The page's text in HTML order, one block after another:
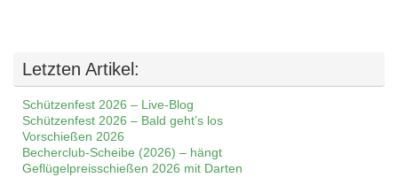
Letzten Artikel:
Schützenfest 2026 – Live-Blog
Schützenfest 2026 – Bald geht’s los
Vorschießen 2026
Becherclub-Scheibe (2026) – hängt
Geflügelpreisschießen 2026 mit Darten